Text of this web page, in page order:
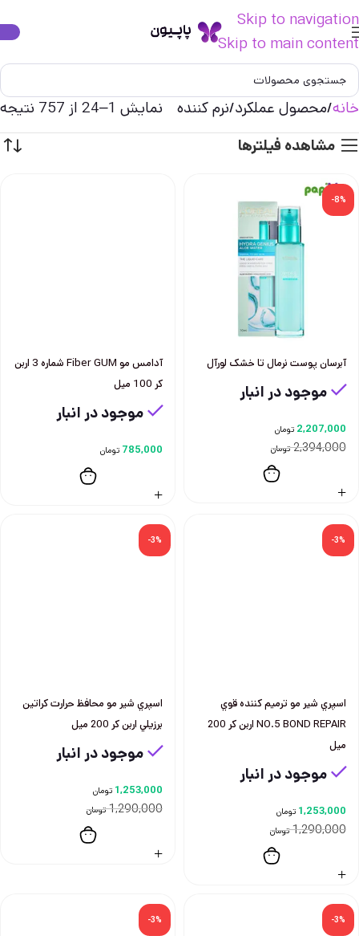
Skip to navigation
Skip to main content
خانه محصول عملکرد نرم کننده
نمایش 1–24 از 757 نتیجه
مشاهده فیلترها
-8%
آبرسان پوست نرمال تا خشک لورآل
موجود در انبار
2,394,000 تومان
2,207,000 تومان
آدامس مو Fiber GUM شماره 3 اربن
كر 100 ميل
موجود در انبار
785,000 تومان
-3%
اسپري شير مو ترميم كننده قوي
NO.5 BOND REPAIR اربن كر 200
ميل
موجود در انبار
1,290,000 تومان
1,253,000 تومان
-3%
اسپري شير مو محافظ حرارت كراتين
برزيلي اربن كر 200 ميل
موجود در انبار
1,290,000 تومان
1,253,000 تومان
-3%
-3%